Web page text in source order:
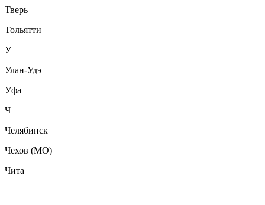
Тверь
Тольятти
У
Улан-Удэ
Уфа
Ч
Челябинск
Чехов (МО)
Чита